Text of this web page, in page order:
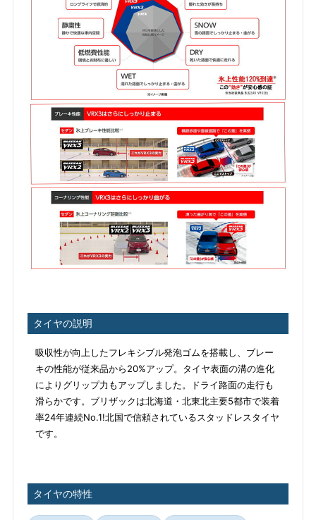
タイヤの説明
吸収性が向上したフレキシブル発泡ゴムを搭載し、ブレー
キの性能が従来品から20%アップ。タイヤ表面の溝の進化
によりグリップ力もアップしました。ドライ路面の走行も
滑らかです。ブリザックは北海道・北東北主要5都市で装着
率24年連続No.1!北国で信頼されているスタッドレスタイヤ
です。
タイヤの特性